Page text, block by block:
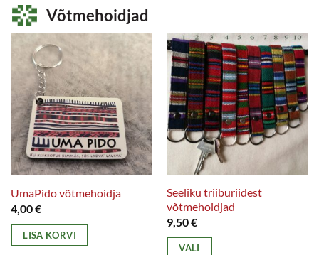
Võtmehoidjad
UmaPido võtmehoidja
4,00€
LISA KORVI
Seeliku triiburiidest
võtmehoidjad
9,50€
VALI